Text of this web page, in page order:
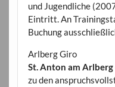
und Jugendliche
Eintritt. An
Buchung
Arlberg Giro
St. Anton am
zu den